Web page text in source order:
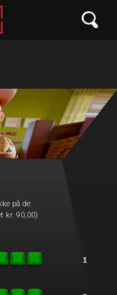
på de
kr. 90,00)